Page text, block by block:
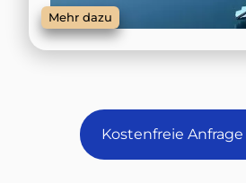
Mehr dazu
Kostenfreie